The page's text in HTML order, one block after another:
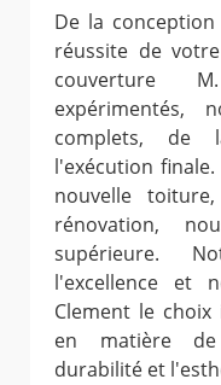
De la
réussite de
couverture
expérimentés,
complets, de
l'exécution
nouvelle
rénovation,
supérieure.
l'excellence et
Clement le
en matière
durabilité et